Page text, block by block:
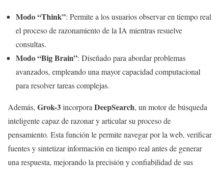
Modo “Think”: Permite a los usuarios observar en tiempo real
el proceso de razonamiento de la IA mientras resuelve
consultas.
Modo “Big Brain”: Diseñado para abordar problemas
avanzados, empleando una mayor capacidad computacional
para resolver tareas complejas.
Además, Grok-3incorporaDeepSearch, un motor de búsqueda
inteligente capaz de razonar y articular su proceso de
pensamiento. Esta función le permite navegar por la web, verificar
fuentes y sintetizar información en tiempo real antes de generar
una respuesta, mejorando la precisión y confiabilidad de sus